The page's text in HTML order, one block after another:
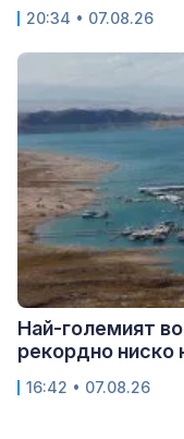
20:34 • 07.08.26
Най-големият
рекордно ниско
16:42 • 07.08.26